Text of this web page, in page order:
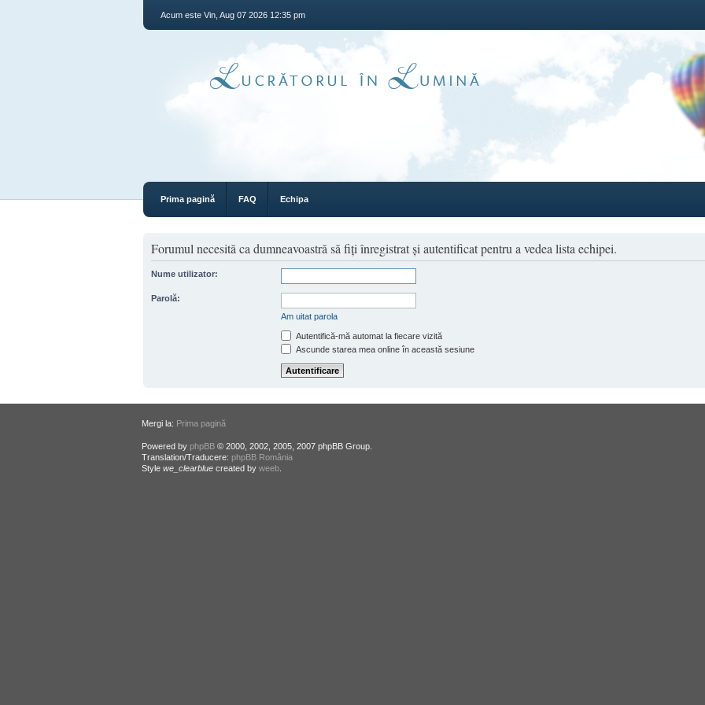
Acum este Vin, Aug 07 2026 12:35 pm
Prima pagină FAQ Echipa
Forumul necesită ca dumneavoastră să fiţi înregistrat şi autentificat pentru a vedea lista echipei.
Nume utilizator:
Parolă:
Am uitat parola
Autentifică-mă automat la fiecare vizită
Ascunde starea mea online în această sesiune
Mergi la: Prima pagină
Powered by phpBB© 2000, 2002, 2005, 2007 phpBB Group.
Translation/Traducere: phpBB România
Style we_clearbluecreated by weeb.